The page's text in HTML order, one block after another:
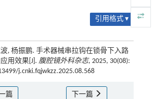
引用格式 ▾
, 杨振鹏. 手术器械串拉钩在锁骨下入路
用效果[J]. 腹腔镜外科杂志, 2025, 30(08):
j.cnki.fqjwkzz.2025.08.568
篇 下一篇